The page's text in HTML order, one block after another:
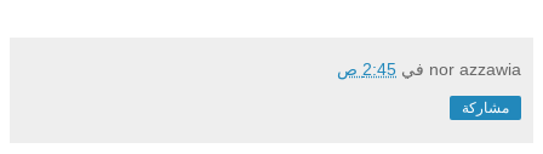
nor azzawia في 2:45 ص
مشاركة